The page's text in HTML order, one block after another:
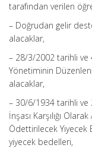
tarafından verilen
– Doğrudan gelir
alacaklar,
– 28/3/2002 tarihli ve
Yönetiminin
alacaklar,
– 30/6/1934 tarihli ve
İnşası Karşılığı
Ödettirilecek Yiyecek
yiyecek bedelleri,